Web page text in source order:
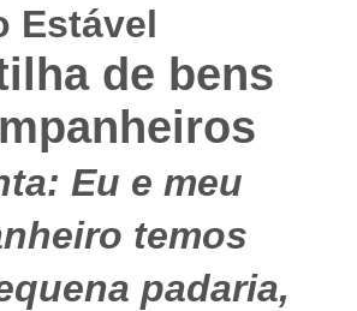
Estável
de bens
Eu e meu
temos
padaria,